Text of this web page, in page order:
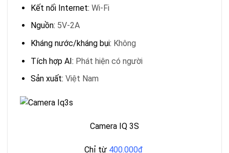
Kết nối Internet: Wi-Fi
Nguồn: 5V-2A
Kháng nước/kháng bụi: Không
Tích hợp AI: Phát hiện có người
Sản xuất: Việt Nam
Camera IQ 3S
Chỉ từ 400.000đ